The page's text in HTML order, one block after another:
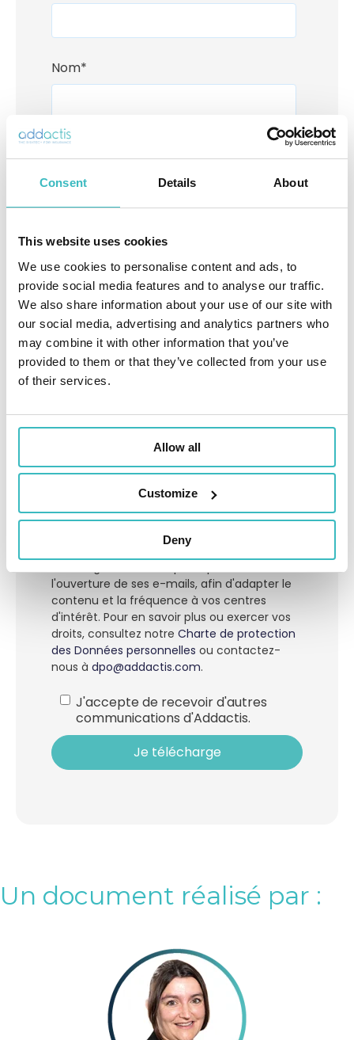
Consent Details About
This website uses cookies
We use cookies to personalise content and ads, to
provide social media features and to analyse our traffic.
We also share information about your use of our site with
our social media, advertising and analytics partners who
may combine it with other information that you’ve
provided to them or that they’ve collected from your use
of their services.
Allow all
Customize
Deny
Nom*
E-mail Professionnel
professionnel
Fonction *
Société*
Pays*
ADDACTIS Group collecte les données de ce
formulaire pour traiter votre demande de
téléchargement de contenu produit par les
sociétés du groupe ADDACTIS. Le groupe
l'ouverture de ses e-mails, afin d'adapter le
contenu et la fréquence à vos centres
d'intérêt. Pour en savoir plus ou exercer vos
droits, consultez notre Charte de protection
des Données personnelles ou contactez-
nous à dpo@addactis.com.
J'accepte de recevoir d'autres
communications d'Addactis.
Un document réalisé par :